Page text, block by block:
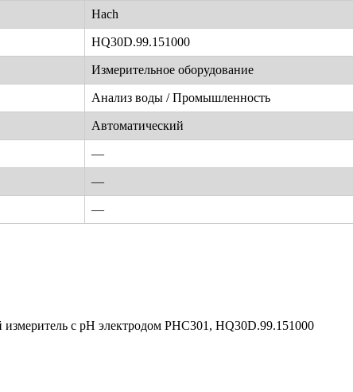
Hach
HQ30D.99.151000
Измерительное оборудование
Анализ воды / Промышленность
Автоматический
—
—
—
с pH электродом PHC301, HQ30D.99.151000